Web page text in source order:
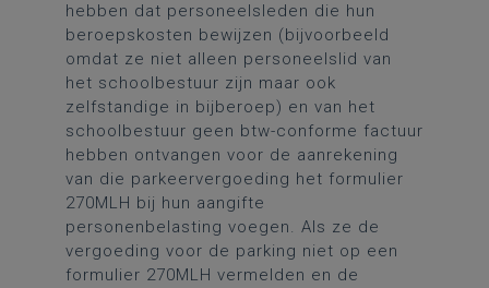
hebben dat personeelsleden die hun
beroepskosten bewijzen (bijvoorbeeld
omdat ze niet alleen personeelslid van
het schoolbestuur zijn maar ook
zelfstandige in bijberoep) en van het
schoolbestuur geen btw-conforme factuur
hebben ontvangen voor de aanrekening
van die parkeervergoeding het formulier
270MLH bij hun aangifte
personenbelasting voegen. Als ze de
vergoeding voor de parking niet op een
formulier 270MLH vermelden en de